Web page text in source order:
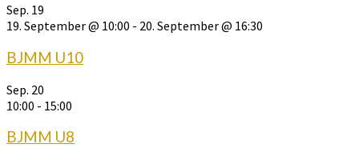
Sep. 19
19. September @ 10:00 - 20. September @ 16:30
BJMM U10
Sep. 20
10:00 - 15:00
BJMM U8